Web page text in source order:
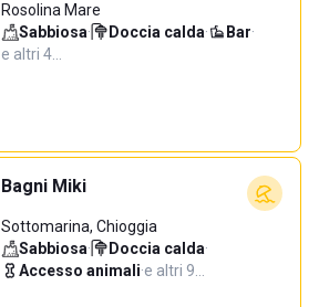
Rosolina Mare
Sabbiosa· Doccia calda· Bar·
e altri 4…
Bagni Miki
Sottomarina, Chioggia
Sabbiosa· Doccia calda·
Accesso animali·e altri 9…